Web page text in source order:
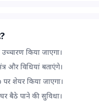
उच्चारण किया जाएगा।
और विधियां बताएंगे।
शेयर किया जाएगा।
बैठे पाने की सुविधा।